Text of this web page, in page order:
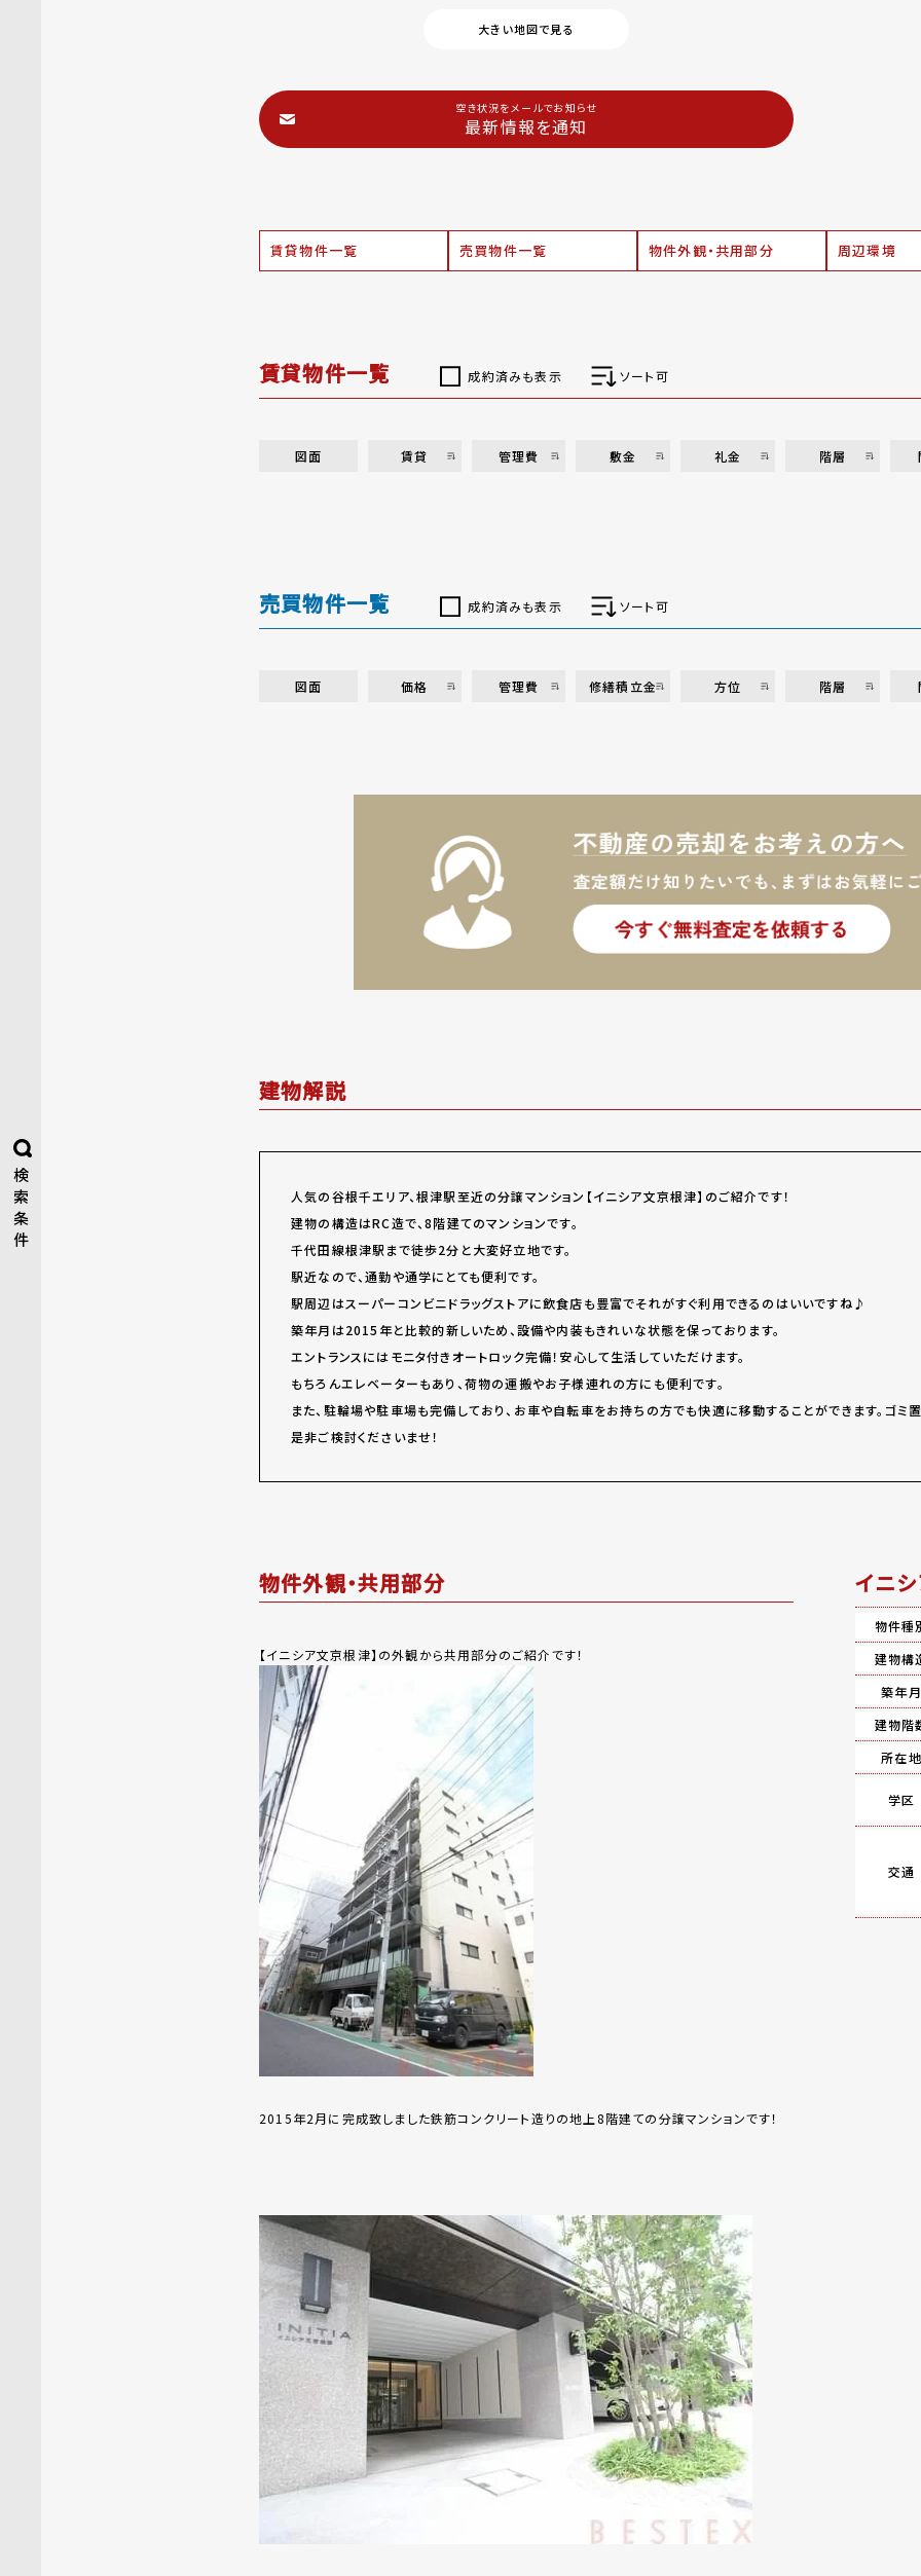
検
索
条
件
大きい地図で見る
空き状況をメールでお知らせ
最新情報を通知
賃貸物件一覧 売買物件一覧 物件外観・共用部分 周辺環境
賃貸物件一覧 成約済みも表示 ソート可
図面 賃貸 管理費 敷金 礼金 階層
売買物件一覧 成約済みも表示 ソート可
図面 価格 管理費 修繕積立金 方位 階層
建物解説
人気の谷根千エリア、根津駅至近の分譲マンション【イニシア文京根津】のご紹介です！
建物の構造はRC造で、8階建てのマンションです。
千代田線根津駅まで徒歩2分と大変好立地です。
駅近なので、通勤や通学にとても便利です。
駅周辺はスーパーコンビニドラッグストアに飲食店も豊富でそれがすぐ利用できるのはいいですね♪
築年月は2015年と比較的新しいため、設備や内装もきれいな状態を保っております。
エントランスにはモニタ付きオートロック完備！安心して生活していただけます。
もちろんエレベーターもあり、荷物の運搬やお子様連れの方にも便利です。
また、駐輪場や駐車場も完備しており、お車や自転車をお持ちの方でも快適に移動することができます。ゴミ
是非ご検討くださいませ！
物件外観・共用部分
【イニシア文京根津】の外観から共用部分のご紹介です！
2015年2月に完成致しました鉄筋コンクリート造りの地上8階建ての分譲マンションです！
イニ
物件種
建物構
築年月
建物階
所在地
学区
交通